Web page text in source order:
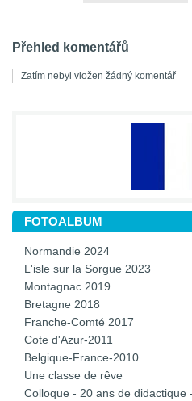
Přehled komentářů
Zatím nebyl vložen žádný komentář
FOTOALBUM
Normandie 2024
L'isle sur la Sorgue 2023
Montagnac 2019
Bretagne 2018
Franche-Comté 2017
Cote d'Azur-2011
Belgique-France-2010
Une classe de rêve
Colloque - 20 ans de didactique